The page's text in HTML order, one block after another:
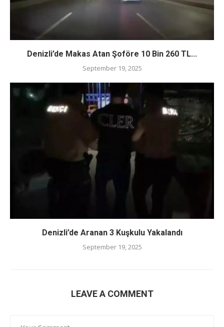
Denizli’de Makas Atan Şoföre 10 Bin 260 TL...
September 19, 2025
Denizli’de Aranan 3 Kuşkulu Yakalandı
September 19, 2025
LEAVE A COMMENT